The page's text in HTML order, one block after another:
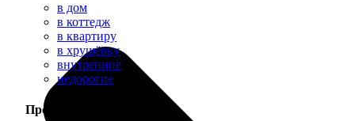
в дом
в коттедж
в квартиру
в хрущёвку
внутренние
недорогие
Производитель